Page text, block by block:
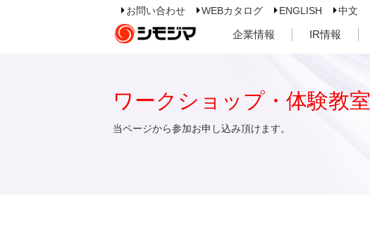
お問い合わせ WEBカタログ ENGLISH 中文
企業情報 IR情報
ワークショップ・体験教室
当ページから参加お申し込み頂けます。